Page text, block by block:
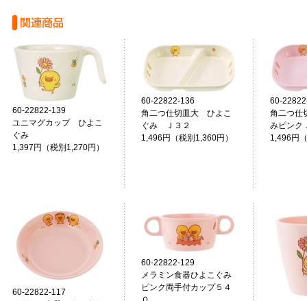
60-22822-139
ユニマグカップ ひよこ
ぐみ
1,397円（税別1,270円）
60-22822-136
角二つ仕切皿大 ひよこ
ぐみ Ｊ３２
1,496円（税別1,360円）
60-
角二つ仕
みピンク
1,496円
60-22822-117
60-22822-129
メラミン食器ひよこぐみ
ピンク両手付カップ５４